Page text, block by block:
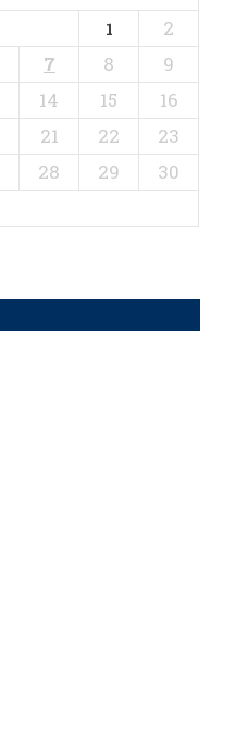
1
2
7 8
9
14 15
16
21 22
23
28 29
30